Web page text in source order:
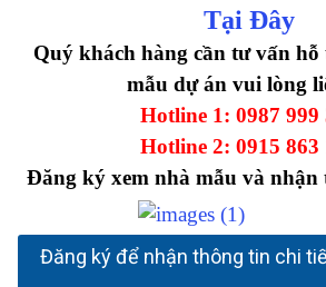
Tại Đây
Quý khách hàng cần tư vấn
mẫu dự án vui lòng
Hotline 1: 0987 999
Hotline 2: 0915 863
Đăng ký xem nhà mẫu và nhận
Đăng ký để nhận thông tin chi